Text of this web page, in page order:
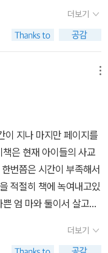
지는 머리로 만들어 낸
행복으로만 시간을 살
나는 시간이 필요했어요.
그 대신 행복한 기억을
고는 시험을 잘 볼 자신
요. 엄마가 날 위해서 열
돌아가시고 엄마가 나만
가 무겁다는 것. 기대가
하다는 것 말이에요. 엄마
엄마가 늘 강조하신 미래
행복하지 않은데 미래의
을 샀고, 그 바람에 많은
가를 치렀어요. 내게 소
뿐인 것도 어쩌면 팍팍한
닐까 한다. 하루 종일 신
수 있는 이유가 오로지
만은 없다. 현실의 팍팍
윤아엄마에겐 전부이
져 삶에서 가장 소중한
선택은 결국 성적밖에
고 아무리 외쳐도 결국
리를 이해하는 속깊은
이라는 성적에 집착하게
그러나, 그런 마음과는 달
앞에 나타난 시간가게
와 같다. 만드는 이의 의도
가 있을까. 타임리프와
적 요소가 포함되면서도
에게나 공평하게 주어
미에 따라 제각기 특별
별하다. 작품을 통해 시
을 조명하고, 진정한 행
시간과 얽혀 독자들로 하
행복한 삶을 살려면 시
란 내가 만들어야 한다는
야 할 것이다.’(p197) 작
간이 있다. 멈추고 싶은
식인 판타지로 그린 이
로 사용하지 않고 시간
통해 아이들을 위무하
작품은 많은 이들에게
아이들은 '시간'이라는
이 작품의 주인공처럼
말이다. 비슷한 나이의
에도 이 책의 주인공의
아무리 나이가 어려도
고 짐작이 되었다. 협동
교가 끝난 후 바로 이어지
숙제, 그리고 이 책의 주
엄마는 나의 시간 매니저
야한다. 이런 배경을 안
더보기
이 지나 마지만 페이지를
은 현재 아이들의 사교
번쯤은 시간이 부족해서
적절히 책에 녹여내고있
엄 마와 둘이서 살고있
다 학교생활을 잘하고있
더보기